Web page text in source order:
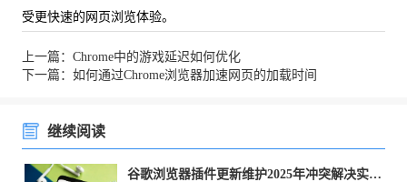
受更快速的网页浏览体验。
上一篇：Chrome中的游戏延迟如何优化
下一篇：如何通过Chrome浏览器加速网页的加载时间
继续阅读
谷歌浏览器插件更新维护2025年冲突解决实用教程